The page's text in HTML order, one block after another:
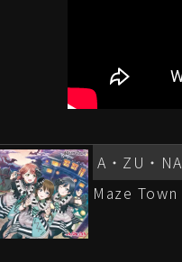
A・ZU・NA
Maze Town